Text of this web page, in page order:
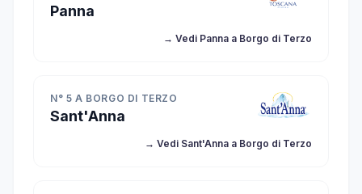
Panna
→ Vedi Panna a Borgo di Terzo
N° 5 A BORGO DI TERZO
Sant'Anna
→ Vedi Sant'Anna a Borgo di Terzo